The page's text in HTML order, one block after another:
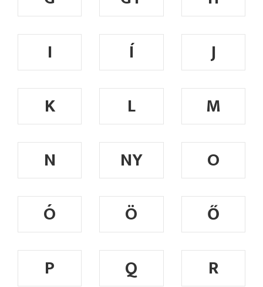
I
Í
J
K
L
M
N
NY
O
Ó
Ö
Ő
P
Q
R